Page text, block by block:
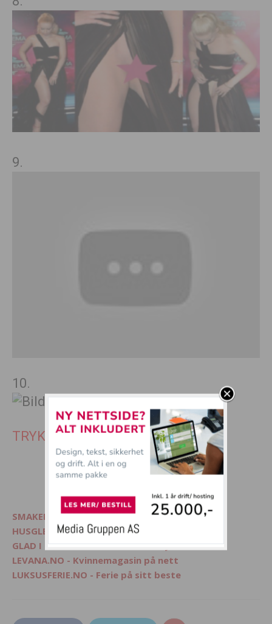
9.
10.
TRYKK SIDE 2 FOR SISTE 6 BILDER
1
SMAKELIG - Mat, interiør og livsglede
HUSGLEDE.NO - Finn lekre matoppskrifter
GLAD I DYR? - Besøk Morsommedyr.no
LEVANA.NO - Kvinnemagasin på nett
LUKSUSFERIE.NO - Ferie på sitt beste